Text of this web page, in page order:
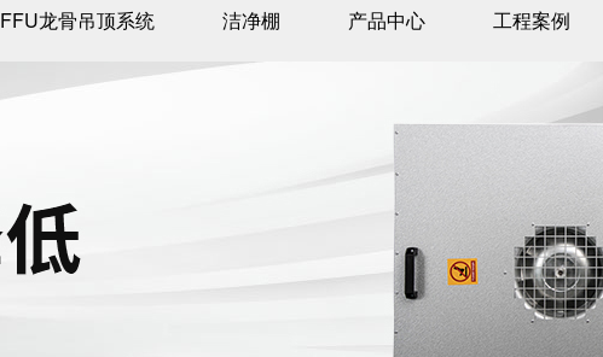
FFU龙骨吊顶系统 洁净棚 产品中心 工程案例